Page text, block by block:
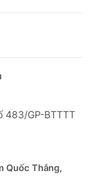
483/GP-BTTTT
Quốc Thắng,